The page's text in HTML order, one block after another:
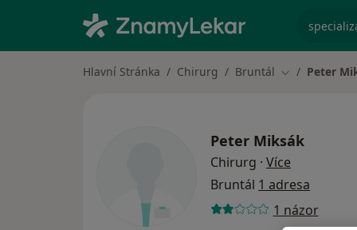
Hlavní Stránka Chirurg Bruntál Změna města
Peter
Peter Miksák
Chirurg · Více
Bruntál 1 adresa
1 názor